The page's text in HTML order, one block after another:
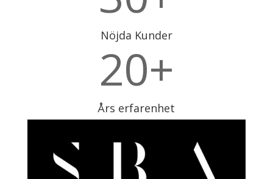
Nöjda Kunder
20+
Års erfarenhet